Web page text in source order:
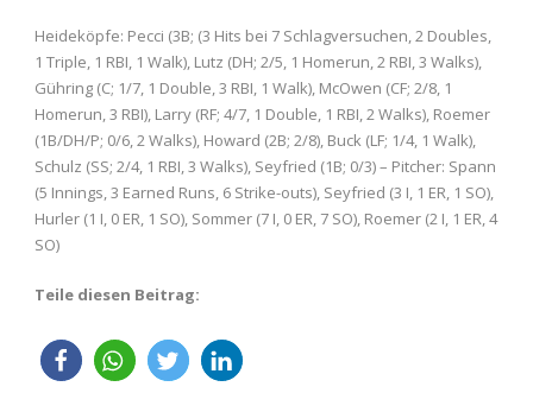
Heideköpfe: Pecci (3B; (3 Hits bei 7 Schlagversuchen, 2 Doubles,
1 Triple, 1 RBI, 1 Walk), Lutz (DH; 2/5, 1 Homerun, 2 RBI, 3 Walks),
Gühring (C; 1/7, 1 Double, 3 RBI, 1 Walk), McOwen (CF; 2/8, 1
Homerun, 3 RBI), Larry (RF; 4/7, 1 Double, 1 RBI, 2 Walks), Roemer
(1B/DH/P; 0/6, 2 Walks), Howard (2B; 2/8), Buck (LF; 1/4, 1 Walk),
Schulz (SS; 2/4, 1 RBI, 3 Walks), Seyfried (1B; 0/3) – Pitcher: Spann
(5 Innings, 3 Earned Runs, 6 Strike-outs), Seyfried (3 I, 1 ER, 1 SO),
Hurler (1 I, 0 ER, 1 SO), Sommer (7 I, 0 ER, 7 SO), Roemer (2 I, 1 ER, 4
SO)
Teile diesen Beitrag: